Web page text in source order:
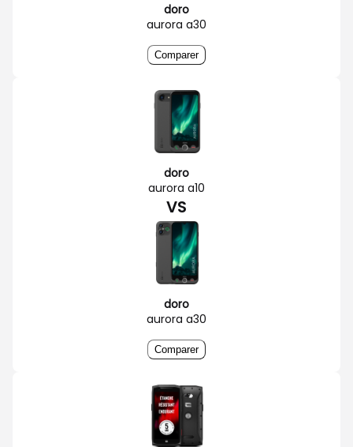
doro
aurora a30
Comparer
doro
aurora a10
VS
doro
aurora a30
Comparer